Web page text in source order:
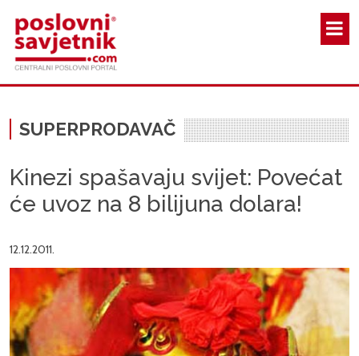
SUPERPRODAVAČ
Kinezi spašavaju svijet: Povećat
će uvoz na 8 bilijuna dolara!
12.12.2011.